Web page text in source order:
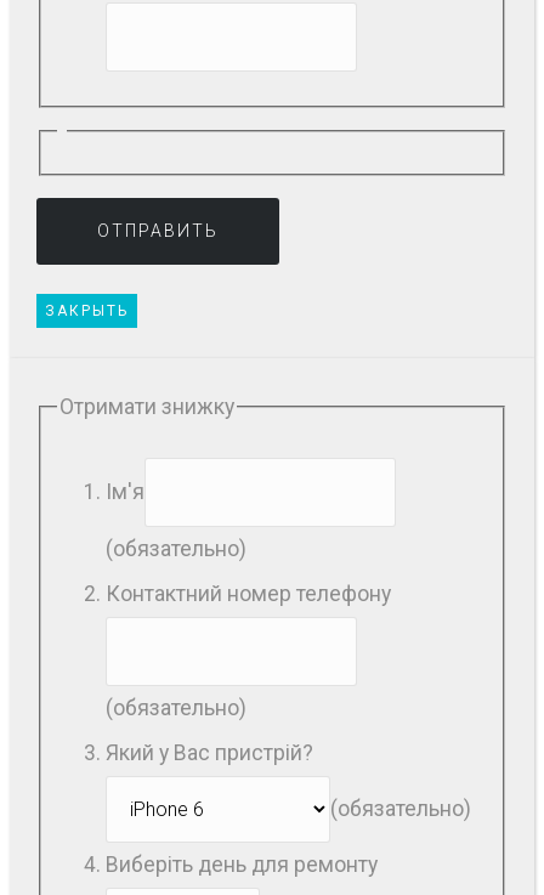
ЗАКРЫТЬ
Отримати знижку
Ім'я
(обязательно)
Контактний номер телефону
(обязательно)
Який у Вас пристрій?
(обязательно)
Виберіть день для ремонту